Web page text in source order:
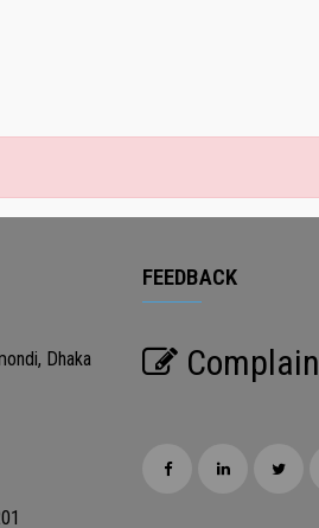
Dhaka
FEEDBACK
Complain